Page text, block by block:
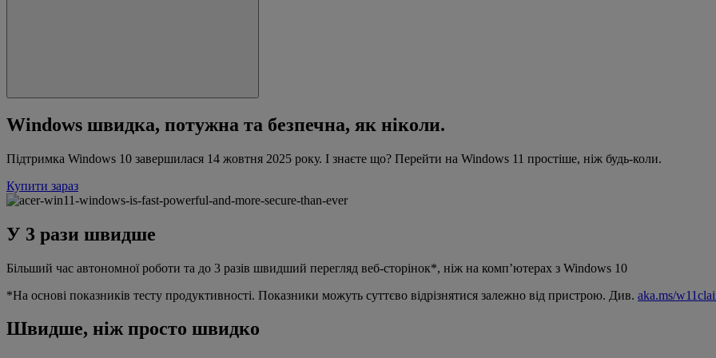
Windows швидка, потужна та безпечна, як ніколи.
Підтримка Windows 10 завершилася 14 жовтня 2025 року. І знаєте що? Перейти на Windows 11 простіше, ніж будь-коли.
Купити зараз
У 3 рази швидше
Більший час автономної роботи та до 3 разів швидший перегляд веб-сторінок*, ніж на комп’ютерах з Windows 10
*На основі показників тесту продуктивності. Показники можуть суттєво відрізнятися залежно від пристрою. Див. aka.ms/
Швидше, ніж просто швидко